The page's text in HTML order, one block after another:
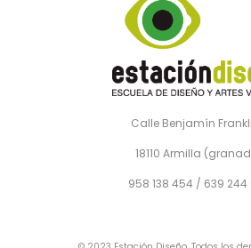
Calle Benjamín
18110 Armilla
958 138 454 / 639 244